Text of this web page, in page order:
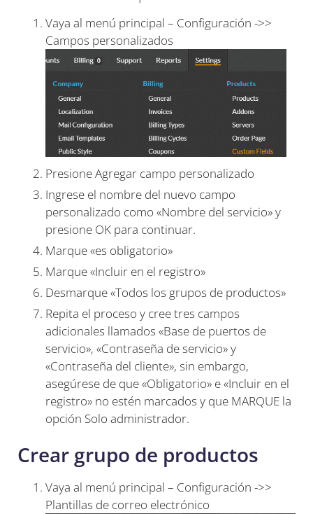
Vaya al menú principal – Configuración ->>
Campos personalizados
Presione Agregar campo personalizado
Ingrese el nombre del nuevo campo
personalizado como «Nombre del servicio» y
presione OK para continuar.
Marque «es obligatorio»
Marque «Incluir en el registro»
Desmarque «Todos los grupos de productos»
Repita el proceso y cree tres campos
adicionales llamados «Base de puertos de
servicio», «Contraseña de servicio» y
«Contraseña del cliente», sin embargo,
asegúrese de que «Obligatorio» e «Incluir en el
registro» no estén marcados y que MARQUE la
opción Solo administrador.
Crear grupo de productos
Vaya al menú principal – Configuración ->>
Plantillas de correo electrónico